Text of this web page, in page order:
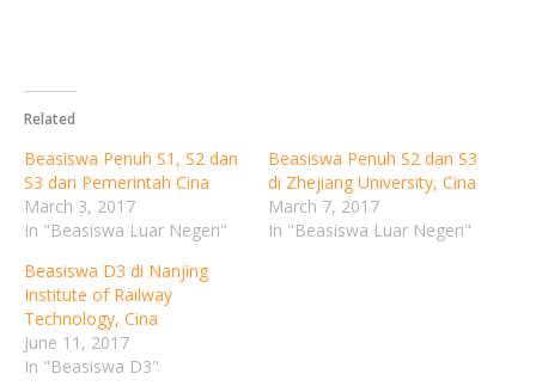
Related
Beasiswa Penuh S1, S2 dan
S3 dari Pemerintah Cina
March 3, 2017
In "Beasiswa Luar Negeri"
Beasiswa Penuh S2 dan S3
di Zhejiang University, Cina
March 7, 2017
In "Beasiswa Luar Negeri"
Beasiswa D3 di Nanjing
Institute of Railway
Technology, Cina
June 11, 2017
In "Beasiswa D3"